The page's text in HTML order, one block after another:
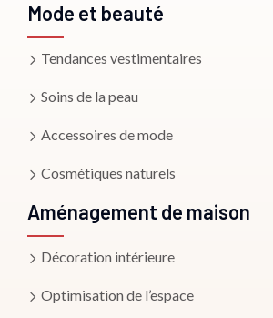
Mode et beauté
Tendances vestimentaires
Soins de la peau
Accessoires de mode
Cosmétiques naturels
Aménagement de maison
Décoration intérieure
Optimisation de l’espace